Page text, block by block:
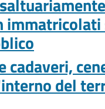
immatricolati
cadaveri,
del